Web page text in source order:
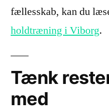
fællesskab, kan du
holdtræning i Viborg.
Tænk
med